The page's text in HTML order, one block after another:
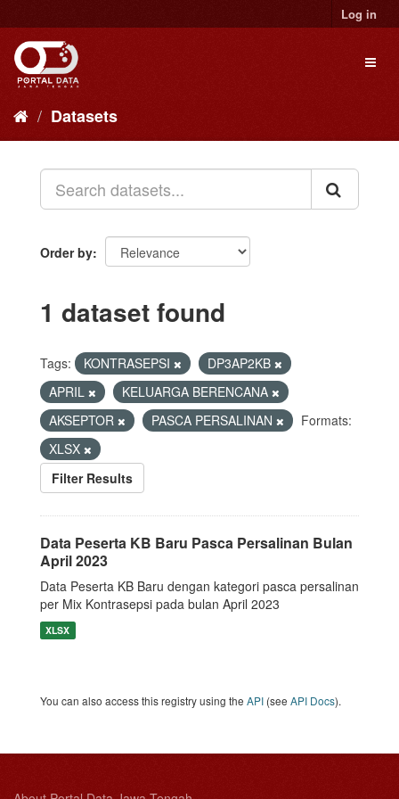
to
content
Log in
Datasets
Order by
1 dataset found
Tags: KONTRASEPSI
DP3AP2KB
APRIL
KELUARGA BERENCANA
AKSEPTOR
PASCA PERSALINAN
Formats:
XLSX
Filter Results
Data Peserta KB Baru Pasca Persalinan Bulan
April 2023
Data Peserta KB Baru dengan kategori pasca persalinan
per Mix Kontrasepsi pada bulan April 2023
XLSX
You can also access this registry using the API (see API Docs).